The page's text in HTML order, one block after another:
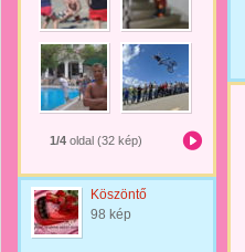
1/4 oldal (32 kép)
Köszöntő
98 kép